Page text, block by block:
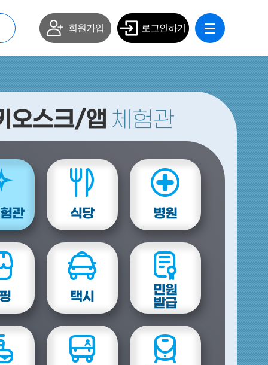
회원가입 로그인하기
오스크/앱 체험관
관 식당 병원
택시
민원
발급